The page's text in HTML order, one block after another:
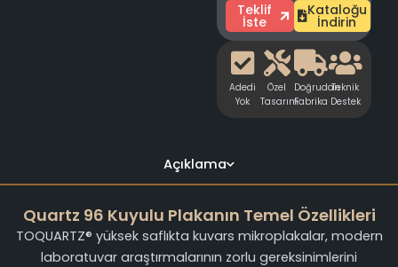
Teklif
İste
Kataloğu
İndirin
Adedi
Yok
Özel
Tasarım
Doğrudan
Fabrika
Teknik
Destek
Açıklama
Quartz 96 Kuyulu Plakanın Temel Özellikleri
TOQUARTZ® yüksek saflıkta kuvars mikroplakalar, modern
laboratuvar araştırmalarının zorlu gereksinimlerini